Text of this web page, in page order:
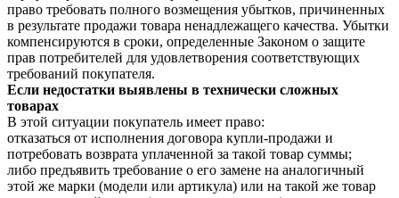
право требовать полного возмещения убытков, причиненных
в результате продажи товара ненадлежащего качества. Убытки
компенсируются в сроки, определенные Законом о защите
прав потребителей для удовлетворения соответствующих
требований покупателя.
Если недостатки выявлены в технически сложных
товарах
В этой ситуации покупатель имеет право:
отказаться от исполнения договора купли-продажи и
потребовать возврата уплаченной за такой товар суммы;
либо предъявить требование о его замене на аналогичный
этой же марки (модели или артикула) или на такой же товар